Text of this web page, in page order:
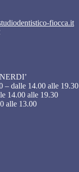
fiocca.it
– dalle 14.00 alle 19.30
14.00 alle 19.30
alle 13.00